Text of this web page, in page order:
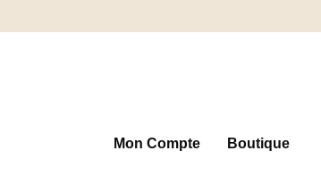
Mon Compte Boutique